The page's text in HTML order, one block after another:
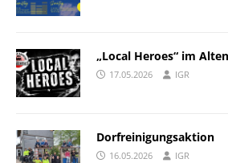
„Local Heroes“ im
17.05.2026 IGR
Dorfreinigungsaktion
16.05.2026 IGR